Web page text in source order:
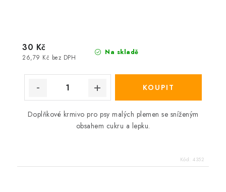
Na skladě
26,79 Kč bez DPH
30 Kč
Doplňkové krmivo pro psy malých plemen se sníženým
obsahem cukru a lepku.
Kód: 4352